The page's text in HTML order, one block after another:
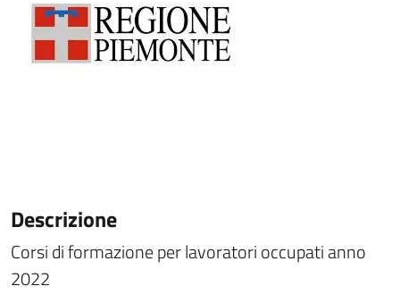
Descrizione
Corsi di formazione per lavoratori occupati anno
2022